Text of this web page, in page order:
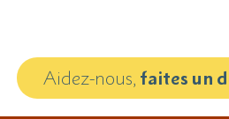
Aidez-nous, faites un